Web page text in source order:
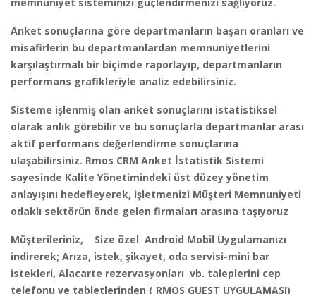
Anket sonuçlarına göre departmanların başarı oranları ve
misafirlerin bu departmanlardan memnuniyetlerini
karşılaştırmalı bir biçimde raporlayıp, departmanların
performans grafikleriyle analiz edebilirsiniz.
Sisteme işlenmiş olan anket sonuçlarını istatistiksel
olarak anlık görebilir ve bu sonuçlarla departmanlar arası
aktif performans değerlendirme sonuçlarına
ulaşabilirsiniz. Rmos CRM Anket İstatistik Sistemi
sayesinde Kalite Yönetimindeki üst düzey yönetim
anlayışını hedefleyerek, işletmenizi Müşteri Memnuniyeti
odaklı sektörün önde gelen firmaları arasına taşıyoruz
Müşterileriniz, Size özel Android Mobil Uygulamanızı
indirerek; Arıza, istek, şikayet, oda servisi-mini bar
istekleri, Alacarte rezervasyonları vb. taleplerini cep
telefonu ve tabletlerinden ( RMOS GUEST UYGULAMASI)